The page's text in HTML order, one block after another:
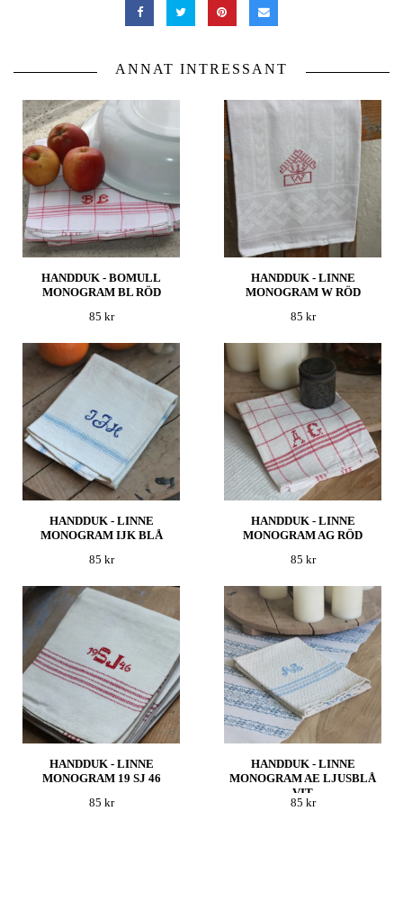
ANNAT INTRESSANT
HANDDUK - BOMULL
MONOGRAM BL RÖD
85 kr
HANDDUK - LINNE
MONOGRAM W RÖD
85 kr
HANDDUK - LINNE
MONOGRAM IJK BLÅ
85 kr
HANDDUK - LINNE
MONOGRAM AG RÖD
85 kr
HANDDUK - LINNE
MONOGRAM 19 SJ 46
85 kr
HANDDUK - LINNE
MONOGRAM AE LJUSBLÅ
VIT
85 kr